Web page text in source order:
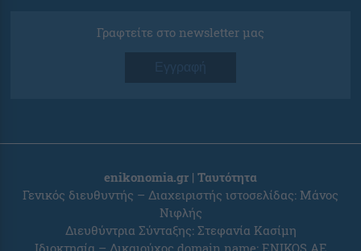
Γραφτείτε στο newsletter μας
Εγγραφή
enikonomia.gr | Ταυτότητα
Γενικός διευθυντής – Διαχειριστής ιστοσελίδας: Μάνος
Νιφλής
Διευθύντρια Σύνταξης: Στεφανία Κασίμη